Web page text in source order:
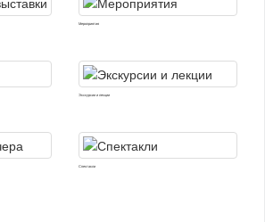
Мероприятия
Экскурсии и лекции
Спектакли